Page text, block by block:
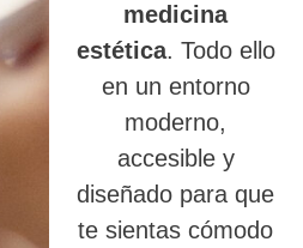
medicina
estética. Todo ello
en un entorno
moderno,
accesible y
diseñado para que
te sientas cómodo